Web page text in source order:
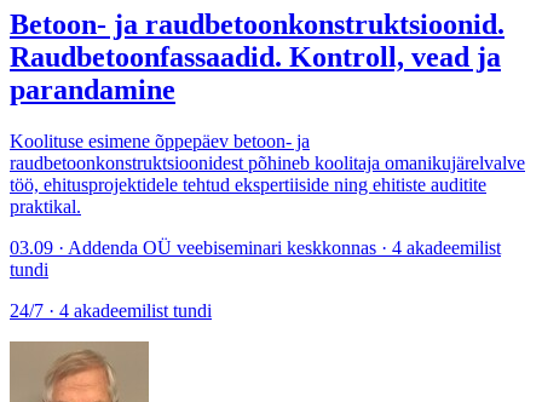
Betoon- ja raudbetoonkonstruktsioonid.
Raudbetoonfassaadid. Kontroll, vead ja
parandamine
Koolituse esimene õppepäev betoon- ja
raudbetoonkonstruktsioonidest põhineb koolitaja omanikujärelvalve
töö, ehitusprojektidele tehtud ekspertiiside ning ehitiste auditite
praktikal.
03.09 · Addenda OÜ veebiseminari keskkonnas · 4 akadeemilist
tundi
24/7 · 4 akadeemilist tundi